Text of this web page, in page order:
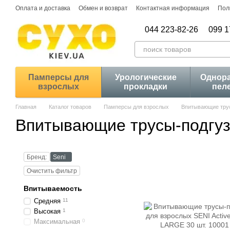
Перейти к основному контенту
Оплата и доставка Обмен и возврат Контактная информация
044 223-82-26 099
Памперсы для
взрослых
Урологические
прокладки
Главная Каталог товаров Памперсы для взрослых Впитывающие
Впитывающие трусы-
Бренд:
Seni
Очистить фильтр
Впитываемость
Средняя 11
Высокая 1
Максимальная 0